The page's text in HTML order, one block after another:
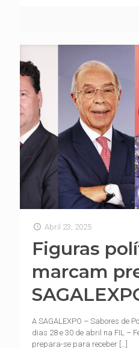
Abril 23, 2025
Figuras
marcam
A SAGALEXPO – Sabores de
dias 28 e 30 de abril na FIL –
prepara-se para receber